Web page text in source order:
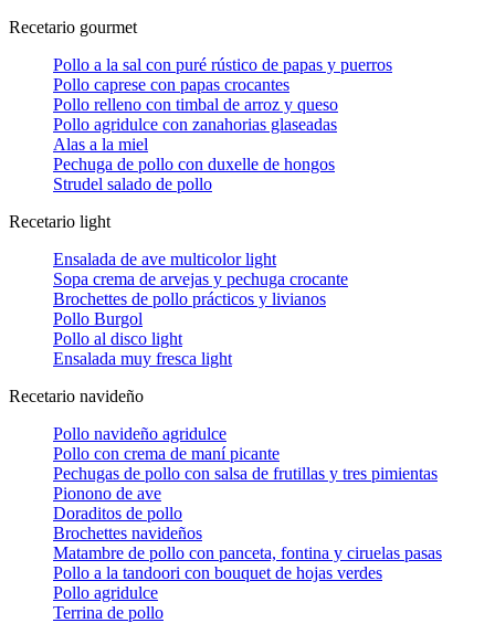
Recetario gourmet
Pollo a la sal con puré rústico de papas y puerros
Pollo caprese con papas crocantes
Pollo relleno con timbal de arroz y queso
Pollo agridulce con zanahorias glaseadas
Alas a la miel
Pechuga de pollo con duxelle de hongos
Strudel salado de pollo
Recetario light
Ensalada de ave multicolor light
Sopa crema de arvejas y pechuga crocante
Brochettes de pollo prácticos y livianos
Pollo Burgol
Pollo al disco light
Ensalada muy fresca light
Recetario navideño
Pollo navideño agridulce
Pollo con crema de maní picante
Pechugas de pollo con salsa de frutillas y tres pimientas
Pionono de ave
Doraditos de pollo
Brochettes navideños
Matambre de pollo con panceta, fontina y ciruelas pasas
Pollo a la tandoori con bouquet de hojas verdes
Pollo agridulce
Terrina de pollo